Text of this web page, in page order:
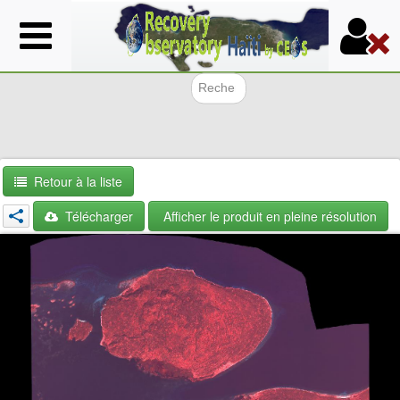
Aller
au
contenu
Retour à la liste
Télécharger
Afficher le produit en pleine résolution